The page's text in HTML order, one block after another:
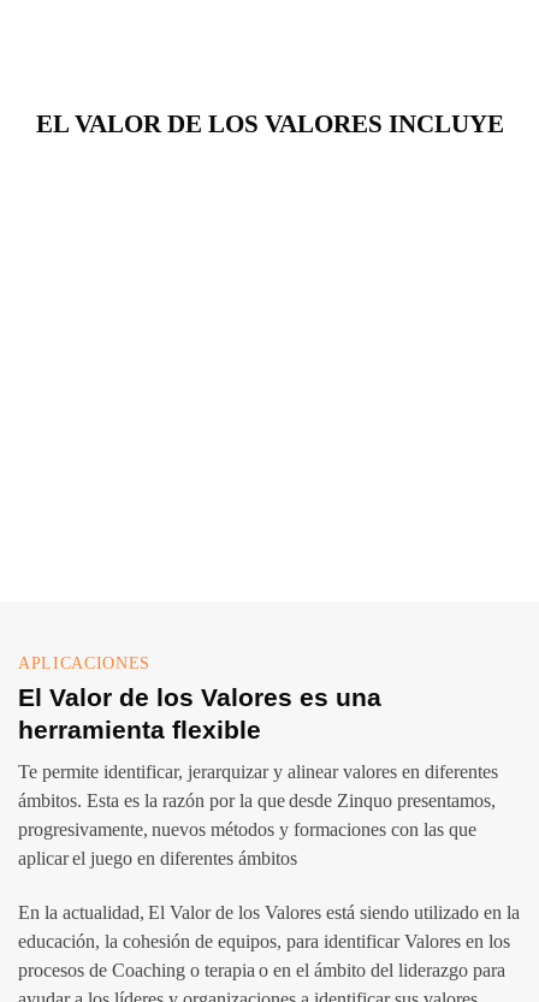
EL VALOR DE LOS VALORES INCLUYE
APLICACIONES
El Valor de los Valores es una
herramienta flexible
Te permite identificar, jerarquizar y alinear valores en diferentes
ámbitos. Esta es la razón por la que desde Zinquo presentamos,
progresivamente, nuevos métodos y formaciones con las que
aplicar el juego en diferentes ámbitos
En la actualidad, El Valor de los Valores está siendo utilizado en la
educación, la cohesión de equipos, para identificar Valores en los
procesos de Coaching o terapia o en el ámbito del liderazgo para